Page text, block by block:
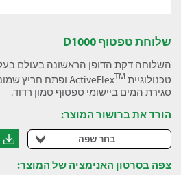
שלוחת טפטוף D1000
השלוחה דקת הדופן הראשונה בעולם
טכנולוגיית ActiveFlex TM
ופתח חריץ
סגירת המים ביישומי טפטוף טמון רדוד.
הורד את ברושור המוצר:
בחר שפה
צפה בסרטון האנימציה של המוצר: